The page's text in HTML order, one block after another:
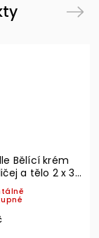
Bělící krém
a tělo 2 x 30
Next